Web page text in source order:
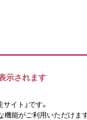
示されます
イト」です。
機能がご利用いただけます